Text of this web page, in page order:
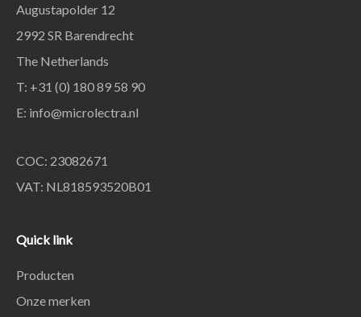
Augustapolder 12
2992 SR Barendrecht
The Netherlands
T: +31 (0) 180 89 58 90
E: info@microlectra.nl
COC: 23082671
VAT: NL818593520B01
Quick link
Producten
Onze merken